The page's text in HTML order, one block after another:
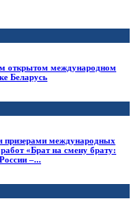
открытом международном
Беларусь
призерами международных
«Брат на смену брату:
–...